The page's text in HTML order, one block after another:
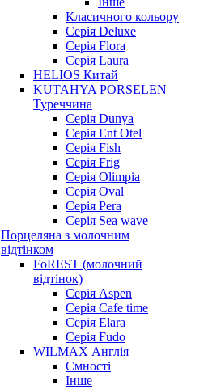
Класичного кольору
Серія Deluxe
Серія Flora
Серія Laura
HELIOS Китай
KUTAHYA PORSELEN
Туреччина
Серія Dunya
Серія Ent Otel
Серія Fish
Серія Frig
Серія Olimpia
Серія Oval
Серія Pera
Серія Sea wave
Порцеляна з молочним
відтінком
FoREST (молочний
відтінок)
Серія Aspen
Серія Cafe time
Серія Elara
Серія Fudo
WILMAX Англія
Ємності
Інше